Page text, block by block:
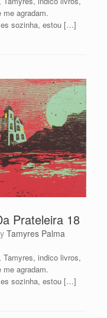
agradam.
sozinha, estou […]
Prateleira 18
Tamyres Palma
Tamyres, indico livros,
agradam.
sozinha, estou […]